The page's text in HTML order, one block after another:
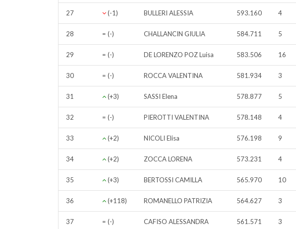
27 (-1) BULLERI ALESSIA 593.160 4
28 = (-) CHALLANCIN GIULIA 584.711 5
29 = (-) DE LORENZO POZ Luisa 583.506 16
30 = (-) ROCCA VALENTINA 581.934 3
31 (+3) SASSI Elena 578.877 5
32 = (-) PIEROTTI VALENTINA 578.148 4
33 (+2) NICOLI Elisa 576.198 9
34 (+2) ZOCCA LORENA 573.231 4
35 (+3) BERTOSSI CAMILLA 565.970 10
36 (+118) ROMANELLO PATRIZIA 564.627 3
37 = (-) CAFISO ALESSANDRA 561.571 3